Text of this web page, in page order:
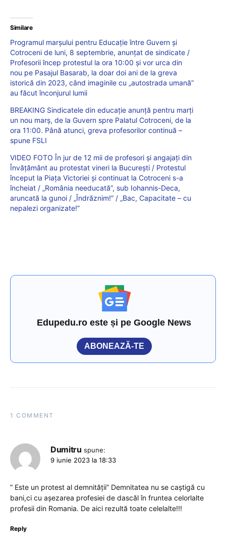
Similare
Programul marșului pentru Educație între Guvern și
Cotroceni de luni, 8 septembrie, anunțat de sindicate /
Profesorii încep protestul la ora 10:00 și vor urca din
nou pe Pasajul Basarab, la doar doi ani de la greva
istorică din 2023, când imaginile cu „autostrada umană”
au făcut înconjurul lumii
BREAKING Sindicatele din educație anunță pentru marți
un nou marș, de la Guvern spre Palatul Cotroceni, de la
ora 11:00. Până atunci, greva profesorilor continuă –
spune FSLI
VIDEO FOTO În jur de 12 mii de profesori și angajați din
Învățământ au protestat vineri la București / Protestul
început la Piața Victoriei și continuat la Cotroceni s-a
încheiat / „România needucată”, sub Iohannis-Deca,
aruncată la gunoi / „Îndrăznim!” / „Bac, Capacitate – cu
nepalezi organizate!”
Edupedu.ro este și pe Google News
ABONEAZĂ-TE
1 COMMENT
Dumitru spune:
9 iunie 2023 la 18:33
” Este un protest al demnității” Demnitatea nu se caștigă cu
bani,ci cu așezarea profesiei de dascăl în fruntea celorlalte
profesii din Romania. De aici rezultă toate celelalte!!!
Reply